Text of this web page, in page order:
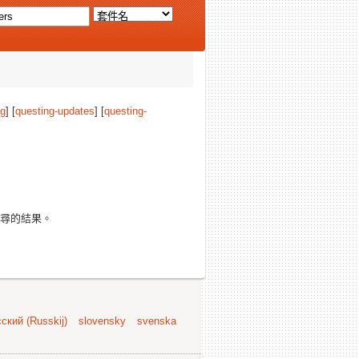
] [questing-updates] [questing-
的結果。
(Russkij) slovensky svenska